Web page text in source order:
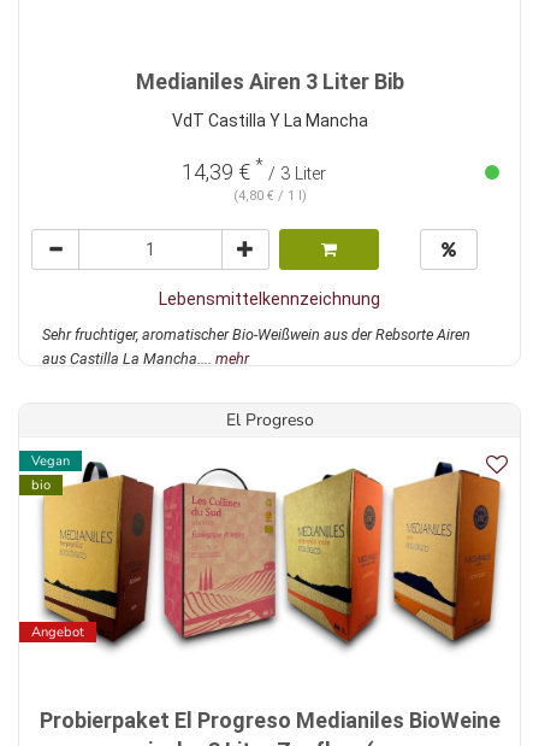
Medianiles Airen 3 Liter Bib
VdT Castilla Y La Mancha
14,39 € * / 3 Liter
(4,80 € / 1 l)
Lebensmittelkennzeichnung
Sehr fruchtiger, aromatischer Bio-Weißwein aus der Rebsorte Airen
aus Castilla La Mancha.... mehr
El Progreso
Vegan
bio
Angebot
Probierpaket El Progreso Medianiles BioWeine